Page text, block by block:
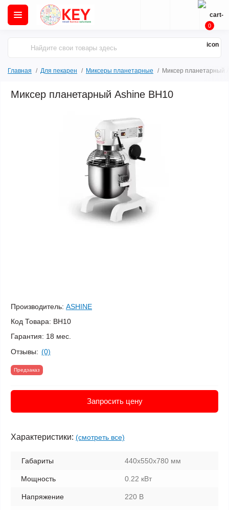
0
Главная Для пекарен Миксеры планетарные Миксер планетарный
Миксер планетарный Ashine BH10
Производитель: ASHINE
Код Товара: BH10
Гарантия: 18 мес.
Отзывы: (0)
Предзаказ
Запросить цену
Характеристики: (смотреть все)
Габариты 440х550х780 мм
Мощность 0.22 кВт
Напряжение 220 В